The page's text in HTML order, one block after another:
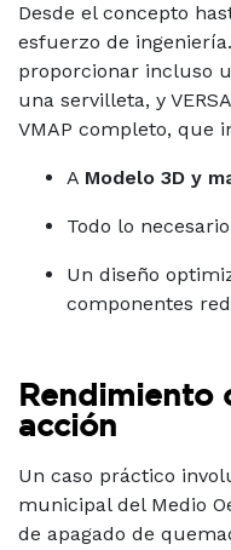
Desde el concepto
esfuerzo de
proporcionar incluso
una servilleta, y
VMAP completo, que
A Modelo 3D y
Todo lo necesario
Un diseño
componentes
Rendimiento
acción
Un caso práctico
municipal del Medio
de apagado de